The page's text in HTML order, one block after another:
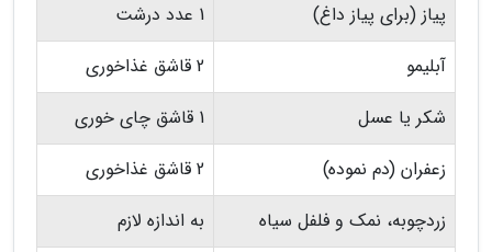
پیاز (برای پیاز داغ)
1 عدد درشت
آبلیمو
2 قاشق غذاخوری
شکر یا عسل
1 قاشق چای خوری
زعفران (دم نموده)
2 قاشق غذاخوری
زردچوبه، نمک و فلفل سیاه
به اندازه لازم